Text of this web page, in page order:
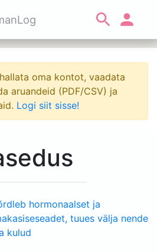
oma kontot, vaadata
aruandeid (PDF/CSV) ja
Logi siit sisse!